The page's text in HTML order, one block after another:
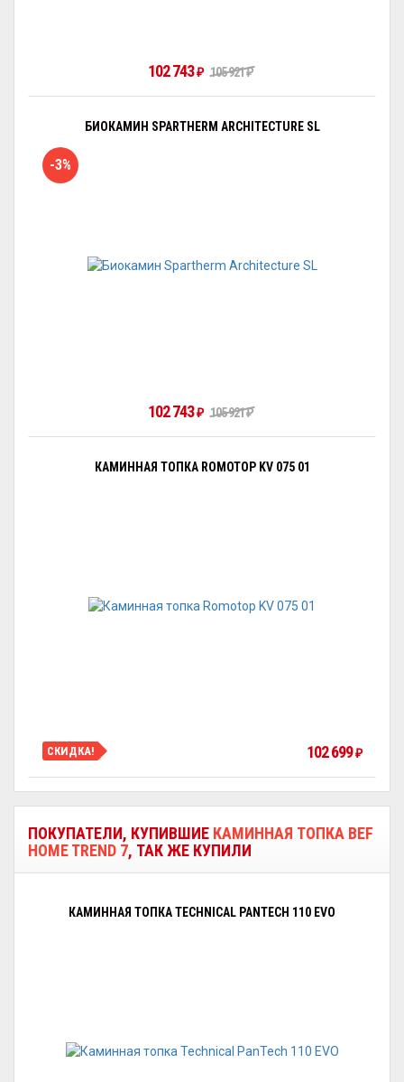
102 743 ₽ 105 921₽
БИОКАМИН SPARTHERM ARCHITECTURE SL
-3%
102 743 ₽ 105 921₽
КАМИННАЯ ТОПКА ROMOTOP KV 075 01
СКИДКА! 102 699 ₽
ПОКУПАТЕЛИ, КУПИВШИЕ КАМИННАЯ ТОПКА BEF
HOME TREND 7, ТАК ЖЕ КУПИЛИ
КАМИННАЯ ТОПКА TECHNICAL PANTECH 110 EVO